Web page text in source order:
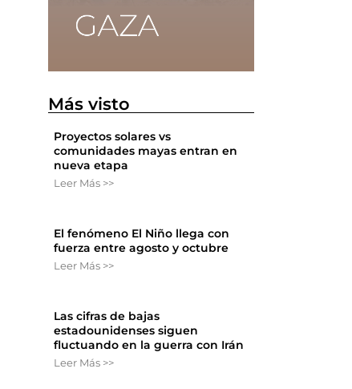
Más visto
Proyectos solares vs
comunidades mayas entran en
nueva etapa
Leer Más >>
El fenómeno El Niño llega con
fuerza entre agosto y octubre
Leer Más >>
Las cifras de bajas
estadounidenses siguen
fluctuando en la guerra con Irán
Leer Más >>